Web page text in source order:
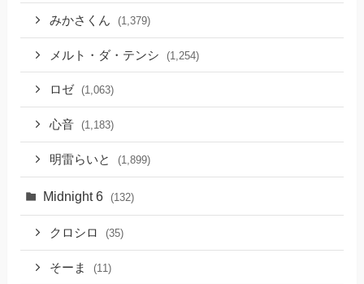
みかさくん (1,379)
メルト・ダ・テンシ (1,254)
ロゼ (1,063)
心音 (1,183)
明雷らいと (1,899)
Midnight 6 (132)
クロシロ (35)
そーま (11)